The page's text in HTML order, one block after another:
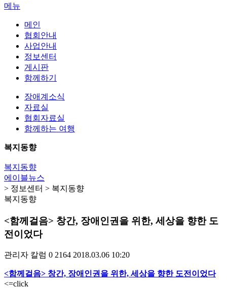
메뉴
메인
협회안내
사업안내
정보센터
게시판
함께하기
장애계소식
자료실
협회자료실
함께하는 여행
복지동향
복지동향
에이블뉴스
> 정보센터 > 복지동향
복지동향
<함께걸음> 창간, 장애인권을 위한, 세상을 향한 도
전이었다
관리자 칼럼 0 2164 2018.03.06 10:20
<함께걸음> 창간, 장애인권을 위한, 세상을 향한 도전이었다
<=click